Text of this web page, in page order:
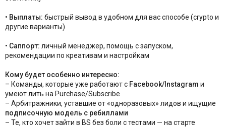
• Выплаты: быстрый вывод в удобном для вас способе (crypto и
другие варианты)
• Саппорт: личный менеджер, помощь с запуском,
рекомендации по креативам и настройкам
Кому будет особенно интересно:
– Команды, которые уже работают с Facebook/Instagram и
умеют лить на Purchase/Subscribe
– Арбитражники, уставшие от «одноразовых» лидов и ищущие
подписочную модель с ребиллами
– Те, кто хочет зайти в BS без боли с тестами — на старте